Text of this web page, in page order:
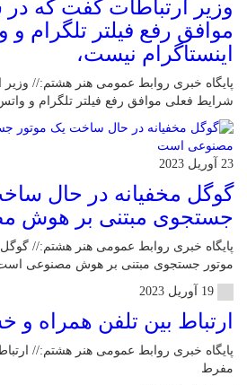
وزیر ارتباطات گفت که
موافق رفع فیلتر تلگرام
اینستاگرام نیست،
پایگاه خبری روابط عمومی هنر هشتم:// وزیر
شرایط فعلی موافق رفع فیلتر تلگرام و
23 آوریل 2023
گوگل مخفیانه در حال
جستجوی مبتنی بر هوش
پایگاه خبری روابط عمومی هنر هشتم://
موتور جستجوی مبتنی بر هوش مصنوعی
19 آوریل 2023
ارتباط بین تلفن همراه
پایگاه خبری روابط عمومی هنر هشتم://
مفرط